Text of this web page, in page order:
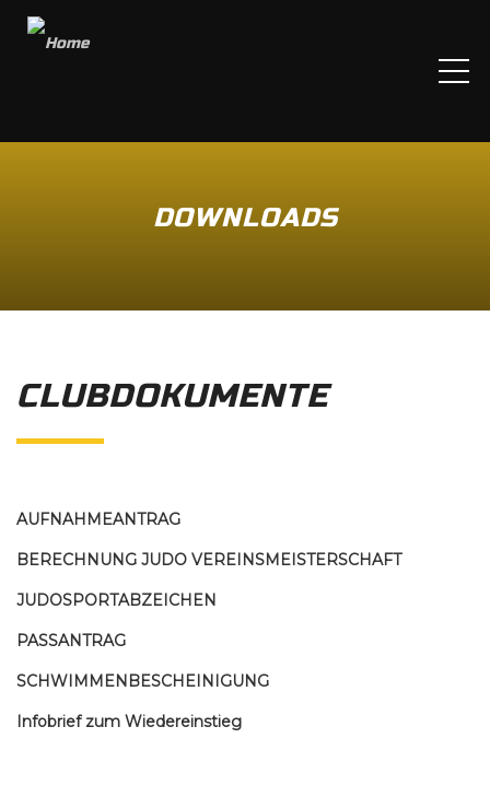
DOWNLOADS
CLUBDOKUMENTE
AUFNAHMEANTRAG
BERECHNUNG JUDO VEREINSMEISTERSCHAFT
JUDOSPORTABZEICHEN
PASSANTRAG
SCHWIMMENBESCHEINIGUNG
Infobrief zum Wiedereinstieg